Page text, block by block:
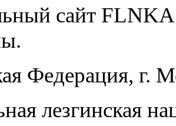
сайт
Федерация, г.
лезгинская